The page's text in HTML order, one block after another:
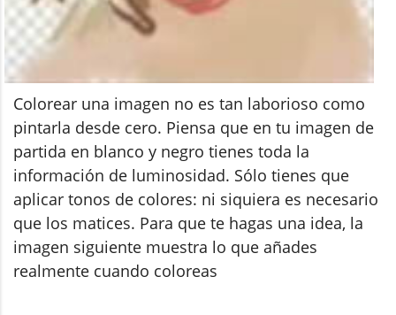
Colorear una imagen no es tan laborioso como
pintarla desde cero. Piensa que en tu imagen de
partida en blanco y negro tienes toda la
información de luminosidad. Sólo tienes que
aplicar tonos de colores: ni siquiera es necesario
que los matices. Para que te hagas una idea, la
imagen siguiente muestra lo que añades
realmente cuando coloreas